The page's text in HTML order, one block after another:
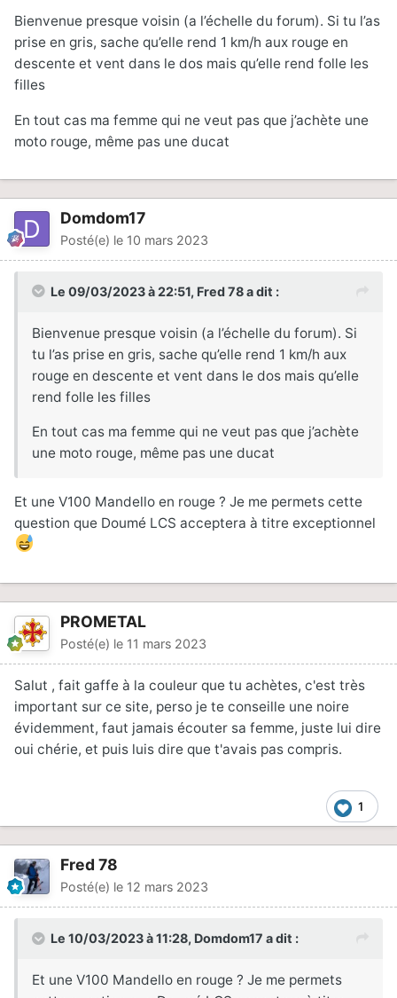
Bienvenue presque voisin (a l’échelle du forum). Si tu l’as
prise en gris, sache qu’elle rend 1 km/h aux rouge en
descente et vent dans le dos mais qu’elle rend folle les
filles
En tout cas ma femme qui ne veut pas que j’achète une
moto rouge, même pas une ducat
Domdom17
Posté(e) le 10 mars 2023
Le 09/03/2023 à 22:51, Fred 78a dit :
Bienvenue presque voisin (a l’échelle du forum). Si
tu l’as prise en gris, sache qu’elle rend 1 km/h aux
rouge en descente et vent dans le dos mais qu’elle
rend folle les filles
En tout cas ma femme qui ne veut pas que j’achète
une moto rouge, même pas une ducat
Et une V100 Mandello en rouge ? Je me permets cette
question que Doumé LCS acceptera à titre exceptionnel
PROMETAL
Posté(e) le 11 mars 2023
Salut , fait gaffe à la couleur que tu achètes, c'est très
important sur ce site, perso je te conseille une noire
évidemment, faut jamais écouter sa femme, juste lui dire
oui chérie, et puis luis dire que t'avais pas compris.
1
Fred 78
Posté(e) le 12 mars 2023
Le 10/03/2023 à 11:28, Domdom17 a dit :
Et une V100 Mandello en rouge ? Je me permets